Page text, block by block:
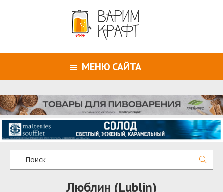
МЕНЮ САЙТА
Люблин (Lublin)